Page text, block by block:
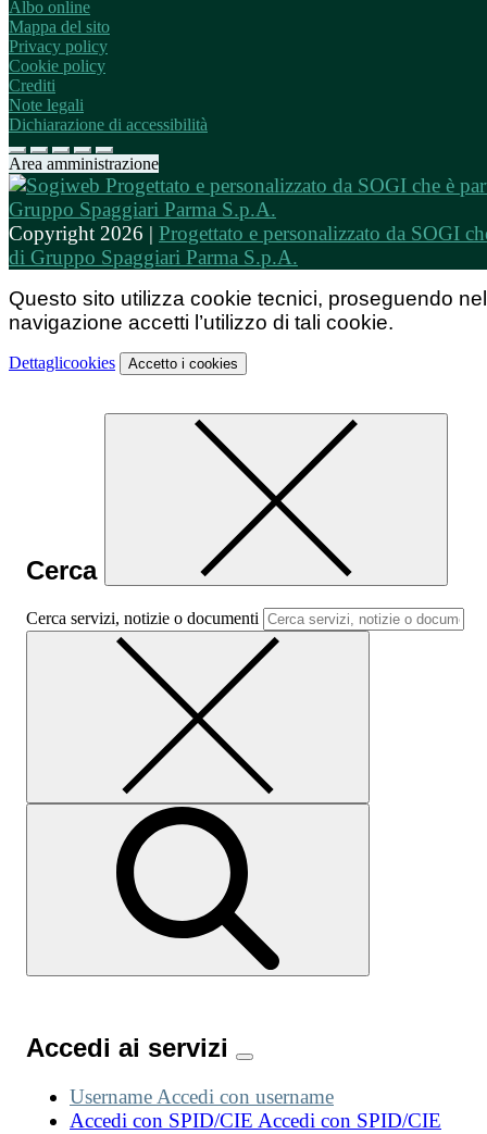
Albo online
Mappa del sito
Privacy policy
Cookie policy
Crediti
Note legali
Dichiarazione di accessibilità
Area amministrazione
Copyright 2026 | Progettato e personalizzato da SOGI
di Gruppo Spaggiari Parma S.p.A.
Questo sito utilizza cookie tecnici, proseguendo
navigazione accetti l’utilizzo di tali cookie.
Dettaglicookies Accetto i cookies
Cerca
Cerca servizi, notizie o documenti
Accedi ai servizi
Username Accedi con username
Accedi con SPID/CIE Accedi con SPID/CIE